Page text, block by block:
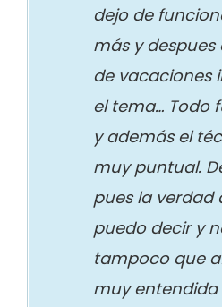
dejo de
más y despues
de vacaciones
el tema… Todo
y además el
muy puntual.
pues la verdad
puedo decir y
tampoco que
muy